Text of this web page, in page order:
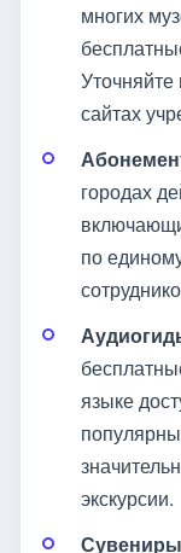
многих
сайтах
городах
по
языке
экскурсии.